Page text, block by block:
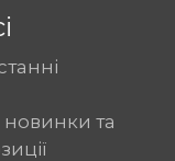
новинки та